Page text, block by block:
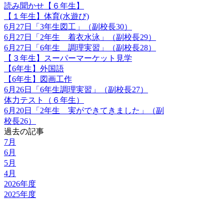
読み聞かせ【６年生】
【１年生】体育(水遊び)
6月27日「3年生図工」（副校長30）
6月27日「2年生 着衣水泳」（副校長29）
6月27日「6年生 調理実習」（副校長28）
【３年生】スーパーマーケット見学
【6年生】外国語
【6年生】図画工作
6月26日「6年生調理実習」（副校長27）
体力テスト（６年生）
6月20日「2年生 実ができてきました」（副
校長26）
過去の記事
7月
6月
5月
4月
2026年度
2025年度